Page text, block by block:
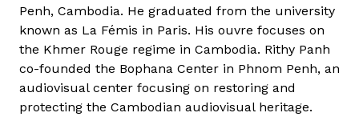
Penh, Cambodia. He graduated from the university
known as La Fémis in Paris. His ouvre focuses on
the Khmer Rouge regime in Cambodia. Rithy Panh
co-founded the Bophana Center in Phnom Penh, an
audiovisual center focusing on restoring and
protecting the Cambodian audiovisual heritage.